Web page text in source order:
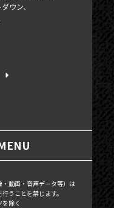
ウン、
動画・音声データ等）は
うことを禁じます。
除く